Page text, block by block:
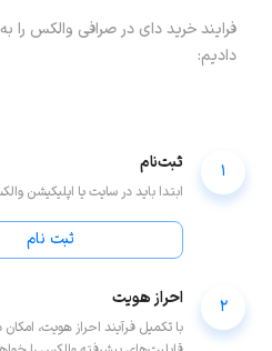
فرایند خریددای در صرافی والکس را
دادیم:
1 ثبت‌نام
ابتدا باید در سایت یا اپلیکیشن
ثبت نام
2 احراز هویت
با تکمیل فرآیند احراز هویت،